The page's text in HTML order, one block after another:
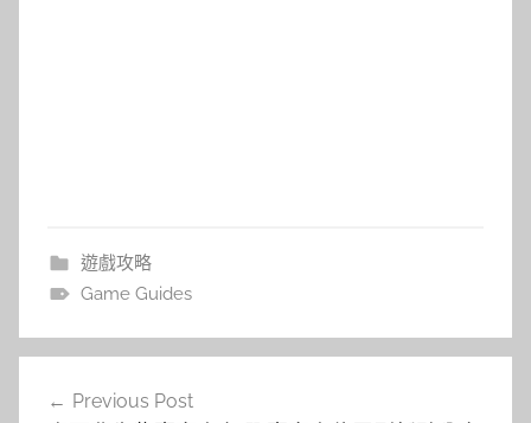
遊戲攻略
Game Guides
Previous Post